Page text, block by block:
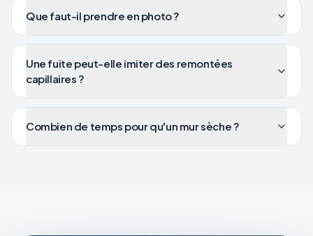
Que faut-il prendre en photo ?
Une fuite peut-elle imiter des remontées
capillaires ?
Combien de temps pour qu'un mur sèche ?